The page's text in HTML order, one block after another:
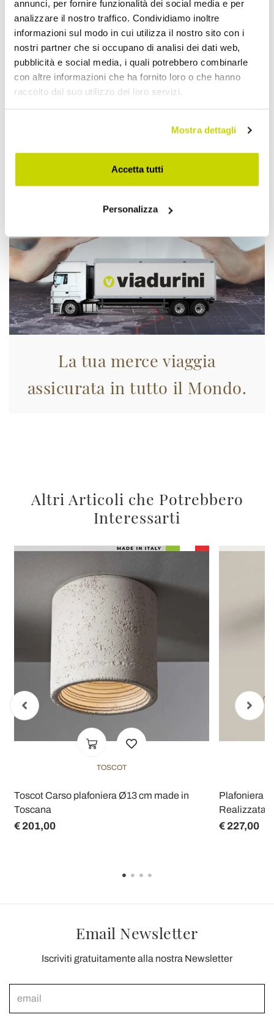
annunci, per fornire funzionalità dei social media e per
analizzare il nostro traffico. Condividiamo inoltre
informazioni sul modo in cui utilizza il nostro sito con i
nostri partner che si occupano di analisi dei dati web,
pubblicità e social media, i quali potrebbero combinarle
con altre informazioni che ha fornito loro o che hanno
raccolto dal suo utilizzo dei loro servizi.
Mostra dettagli
Accetta tutti
Personalizza
Approfittane subito!
La tua merce viaggia
assicurata in tutto il Mondo.
Altri Articoli che Potrebbero
Interessarti
TOSCOT
Toscot Carso plafoniera Ø13 cm made in
Toscana
€ 201,00
Plafoniera
Realizzata
€ 227,00
Email Newsletter
Iscriviti gratuitamente alla nostra Newsletter